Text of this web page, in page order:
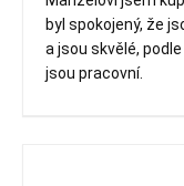
byl spokojený, že
a jsou skvělé,
jsou pracovní.